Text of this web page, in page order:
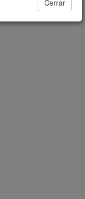
Cerrar
- 20%